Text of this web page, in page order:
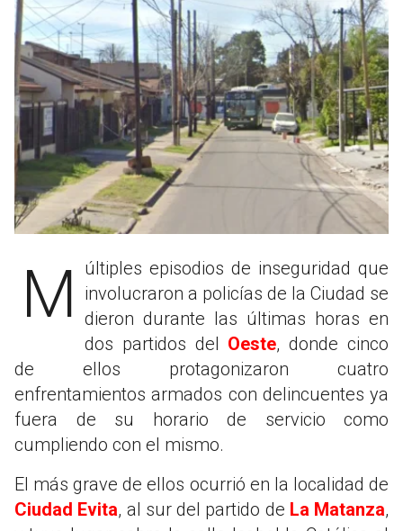
Múltiples episodios de inseguridad que
involucraron a policías de la Ciudad se
dieron durante las últimas horas en
dos partidos del Oeste, donde cinco
de ellos protagonizaron cuatro
enfrentamientos armados con delincuentes ya
fuera de su horario de servicio como
cumpliendo con el mismo.
El más grave de ellos ocurrió en la localidad de
Ciudad Evita, al sur del partido de La Matanza,